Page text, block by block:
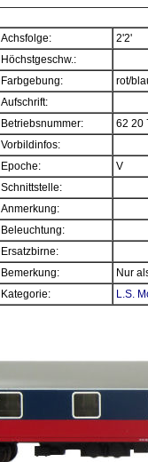
Achsfolge:
2'2'
Höchstgeschw.:
Farbgebung:
rot/
Aufschrift:
Betriebsnummer:
62 20
Vorbildinfos:
Epoche:
V
Schnittstelle:
Anmerkung:
Beleuchtung:
Ersatzbirne:
Bemerkung:
Nur
Kategorie: L.S.